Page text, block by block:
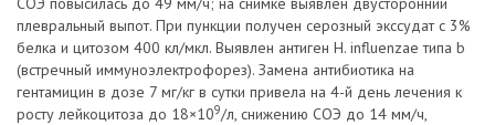
плевральный выпот. При пункции получен серозный экссудат с 3%
белка и цитозом 400 кл/мкл. Выявлен антиген Н. influenzae типа b
(встречный иммуноэлектрофорез). Замена антибиотика на
гентамицин в дозе 7 мг/кг в сутки привела на 4-й день лечения к
росту лейкоцитоза до 18×109/л, снижению СОЭ до 14 мм/ч,